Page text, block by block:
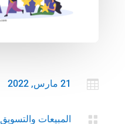
 21 مارس, 2022
 المبيعات والتسويق